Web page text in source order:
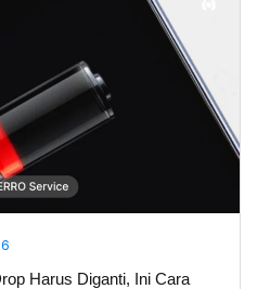
Harus Diganti, Ini Cara